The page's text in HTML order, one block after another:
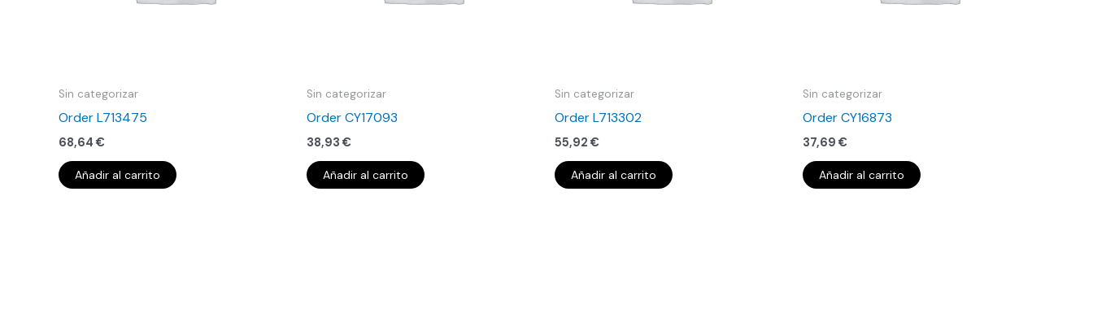
Sin categorizar
Order L713475
68,64 €
Añadir al carrito
Sin categorizar
Order CY17093
38,93 €
Añadir al carrito
Sin categorizar
Order L713302
55,92 €
Añadir al carrito
Sin categorizar
Order CY16873
37,69 €
Añadir al carrito